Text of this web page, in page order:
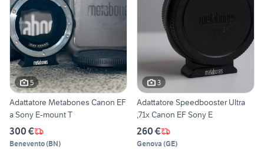
5
Adattatore Metabones Canon EF
a Sony E-mount T
300 €
Benevento(BN)
3
Adattatore Speedbooster Ultra
,71x Canon EF Sony E
260 €
Genova (GE)